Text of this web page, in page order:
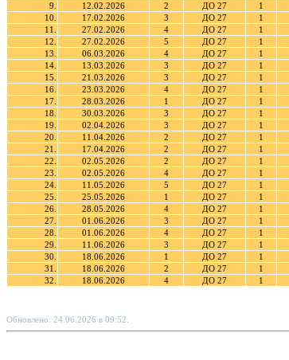
9.
12.02.2026 2 ДО 27 1
10.
17.02.2026 3 ДО 27 1
11.
27.02.2026 4 ДО 27 1
12.
27.02.2026 5 ДО 27 1
13.
06.03.2026 4 ДО 27 1
14.
13.03.2026 3 ДО 27 1
15.
21.03.2026 3 ДО 27 1
16.
23.03.2026 4 ДО 27 1
17.
28.03.2026 1 ДО 27 1
18.
30.03.2026 3 ДО 27 1
19.
02.04.2026 3 ДО 27 1
20.
11.04.2026 2 ДО 27 1
21.
17.04.2026 2 ДО 27 1
22.
02.05.2026 2 ДО 27 1
23.
02.05.2026 4 ДО 27 1
24.
11.05.2026 5 ДО 27 1
25.
25.05.2026 1 ДО 27 1
26.
28.05.2026 4 ДО 27 1
27.
01.06.2026 3 ДО 27 1
28.
01.06.2026 4 ДО 27 1
29.
11.06.2026 3 ДО 27 1
30.
18.06.2026 1 ДО 27 1
31.
18.06.2026 2 ДО 27 1
32.
18.06.2026 4 ДО 27 1
Обновлено: 24.06.2026 в 09:52.